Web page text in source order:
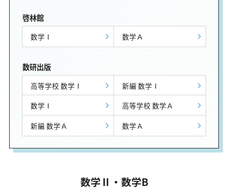
啓林館
数学Ⅰ 数学Ａ
数研出版
高等学校 数学Ⅰ
新編 数学Ⅰ
数学Ⅰ
高等学校 数学Ａ
新編 数学Ａ
数学Ａ
数学Ⅱ・数学B